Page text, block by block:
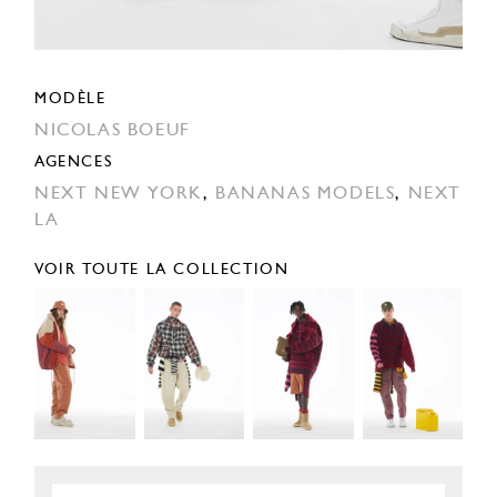
MODÈLE
NICOLAS BOEUF
AGENCES
NEXT NEW YORK, BANANAS MODELS,
NEXT
LA
VOIR TOUTE LA COLLECTION